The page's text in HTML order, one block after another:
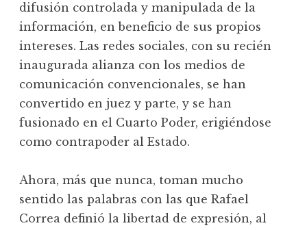
difusión controlada y manipulada de la
información, en beneficio de sus propios
intereses. Las redes sociales, con su recién
inaugurada alianza con los medios de
comunicación convencionales, se han
convertido en juez y parte, y se han
fusionado en el Cuarto Poder, erigiéndose
como contrapoder al Estado.
Ahora, más que nunca, toman mucho
sentido las palabras con las que Rafael
Correa definió la libertad de expresión, al